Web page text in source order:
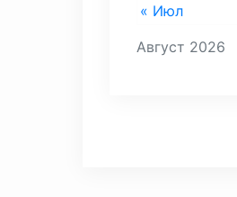
Август 2026
« Июл